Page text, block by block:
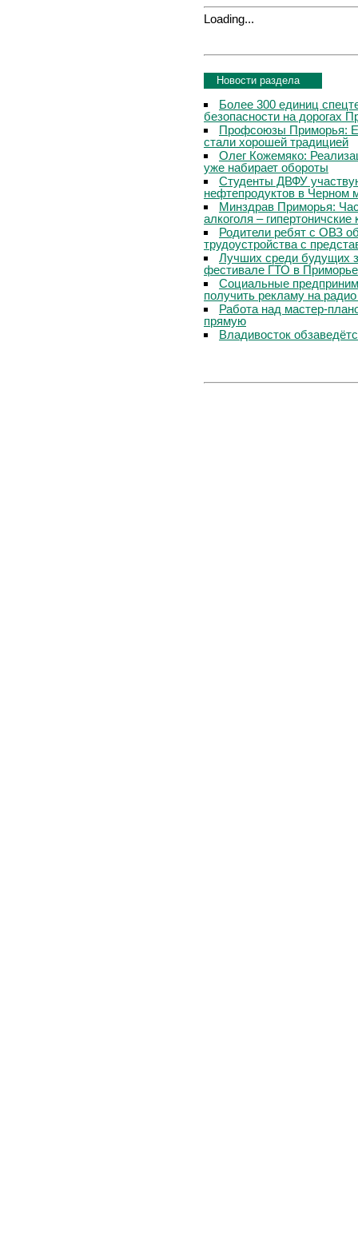
Loading...
Новости раздела
Более 300 единиц
безопасности на дорогах
Профсоюзы Приморья:
стали хорошей традицией
Олег Кожемяко:
уже набирает обороты
Студенты ДВФУ
нефтепродуктов в Черном
Минздрав Приморья:
алкоголя –
Родители ребят с ОВЗ
трудоустройства с
Лучших среди будущих
фестивале ГТО в Приморье
Социальные
получить рекламу на
Работа над мастер-
прямую
Владивосток